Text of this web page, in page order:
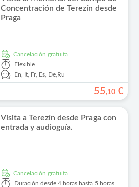
Concentración de Terezín desde
Praga
cancelación gratuita
Flexible
En,
It, Fr, Es, De,Ru
55,10 €
Visita a Terezín desde Praga con
entrada y audioguía.
cancelación gratuita
Duración desde 4 horas hasta 5 horas